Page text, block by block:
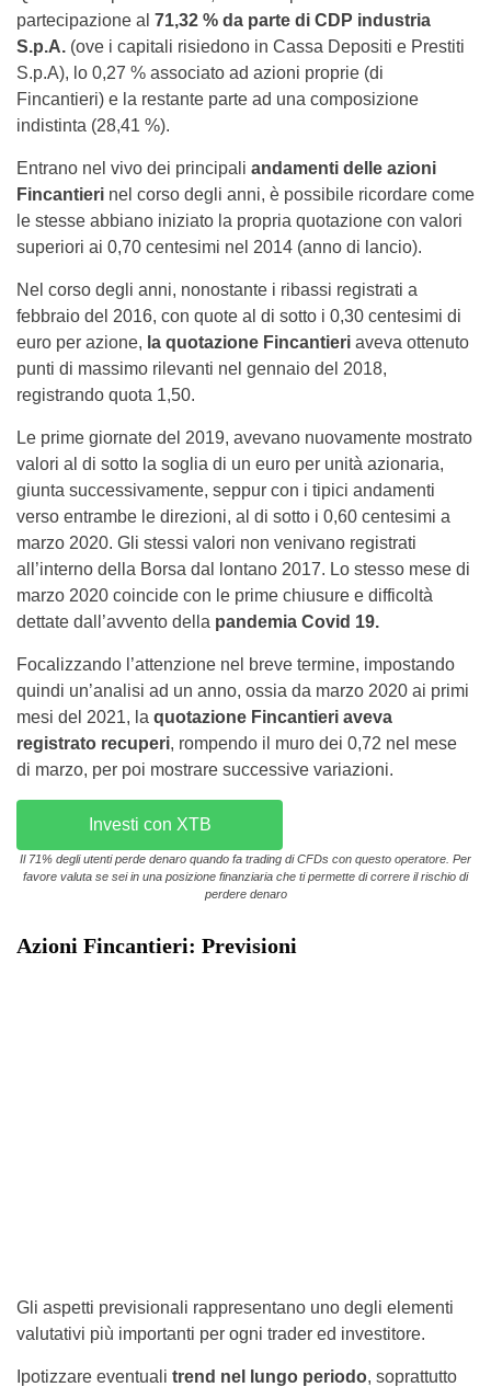
partecipazione al 71,32 % da parte di CDP industria
S.p.A. (ove i capitali risiedono in Cassa Depositi e Prestiti
S.p.A), lo 0,27 % associato ad azioni proprie (di
Fincantieri) e la restante parte ad una composizione
indistinta (28,41 %).
Entrano nel vivo dei principali andamenti delle azioni
Fincantieri nel corso degli anni, è possibile ricordare come
le stesse abbiano iniziato la propria quotazione con valori
superiori ai 0,70 centesimi nel 2014 (anno di lancio).
Nel corso degli anni, nonostante i ribassi registrati a
febbraio del 2016, con quote al di sotto i 0,30 centesimi di
euro per azione, la quotazione Fincantieri aveva ottenuto
punti di massimo rilevanti nel gennaio del 2018,
registrando quota 1,50.
Le prime giornate del 2019, avevano nuovamente mostrato
valori al di sotto la soglia di un euro per unità azionaria,
giunta successivamente, seppur con i tipici andamenti
verso entrambe le direzioni, al di sotto i 0,60 centesimi a
marzo 2020. Gli stessi valori non venivano registrati
all’interno della Borsa dal lontano 2017. Lo stesso mese di
marzo 2020 coincide con le prime chiusure e difficoltà
dettate dall’avvento della pandemia Covid 19.
Focalizzando l’attenzione nel breve termine, impostando
quindi un’analisi ad un anno, ossia da marzo 2020 ai primi
mesi del 2021, la quotazione Fincantieri aveva
registrato recuperi, rompendo il muro dei 0,72 nel mese
di marzo, per poi mostrare successive variazioni.
Investi con XTB
Il 71% degli utenti perde denaro quando fa trading di CFDs con questo operatore. Per
favore valuta se sei in una posizione finanziaria che ti permette di correre il rischio di
perdere denaro
Azioni Fincantieri: Previsioni
Gli aspetti previsionali rappresentano uno degli elementi
valutativi più importanti per ogni trader ed investitore.
Ipotizzare eventuali trend nel lungo periodo, soprattutto